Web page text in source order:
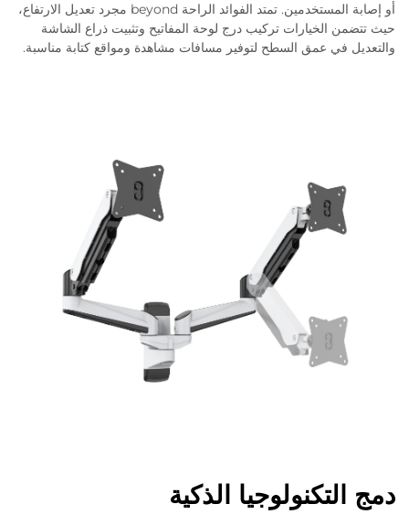
أو إصابة المستخدمين. تمتد الفوائد الراحة beyond مجرد تعديل الارتفاع،
حيث تتضمن الخيارات تركيب درج لوحة المفاتيح وتثبيت ذراع الشاشة
والتعديل في عمق السطح لتوفير مسافات مشاهدة ومواقع كتابة مناسبة.
دمج التكنولوجيا الذكية